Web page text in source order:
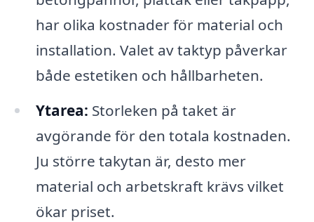
har olika kostnader för material och
installation. Valet av taktyp påverkar
både estetiken och hållbarheten.
Ytarea: Storleken på taket är
avgörande för den totala kostnaden.
Ju större takytan är, desto mer
material och arbetskraft krävs vilket
ökar priset.